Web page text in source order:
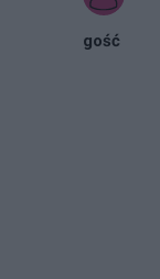
gość